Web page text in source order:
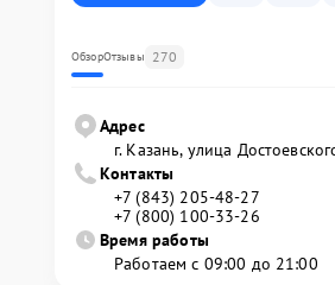
ОбзорОтзывы 270
Адрес
г. Казань, улица
Контакты
+7 (843) 205-48-27
+7 (800) 100-33-26
Время работы
Работаем с 09:00 до 21:00